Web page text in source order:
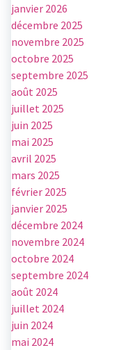
janvier 2026
décembre 2025
novembre 2025
octobre 2025
septembre 2025
août 2025
juillet 2025
juin 2025
mai 2025
avril 2025
mars 2025
février 2025
janvier 2025
décembre 2024
novembre 2024
octobre 2024
septembre 2024
août 2024
juillet 2024
juin 2024
mai 2024